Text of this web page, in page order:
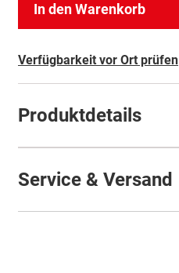
In den Warenkorb
Verfügbarkeit vor Ort prüfen
Produktdetails
Service & Versand